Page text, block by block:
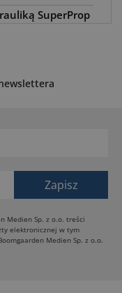
SuperProp
w robotach
BOMAG BW
na ciasnych
Medien Sp. z o.o. treści
Medien Sp. z o.o.